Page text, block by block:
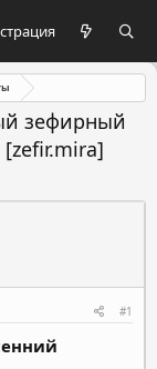
зефирный
[zefir.mira]
#1